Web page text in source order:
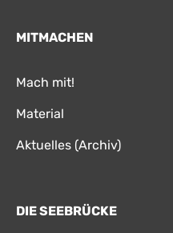
MITMACHEN
Mach mit!
Material
Aktuelles (Archiv)
DIE SEEBRÜCKE